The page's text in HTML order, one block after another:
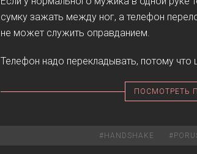
сумку зажать между ног, а телефон
не может служить оправданием.
Телефон надо перекладывать, потому что
ПОСМОТРЕТЬ
#HANDSHAKE #